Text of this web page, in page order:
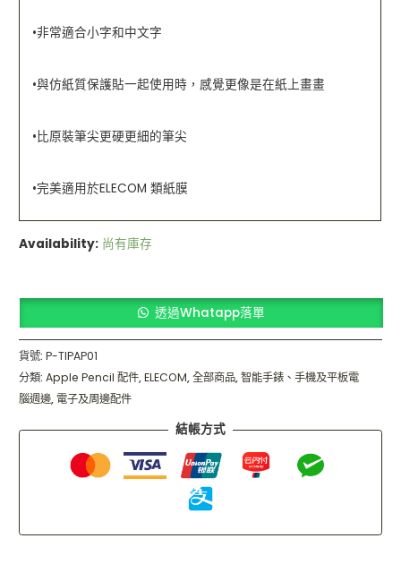
•非常適合小字和中文字
•與仿紙質保護貼一起使用時，感覺更像是在紙上畫畫
•比原裝筆尖更硬更細的筆尖
•完美適用於ELECOM 類紙膜
Availability: 尚有庫存
透過Whatapp落單
貨號:P-TIPAP01
分類:Apple Pencil 配件,ELECOM,全部商品,智能手錶、手機及平板電
腦週邊,電子及周邊配件
結帳方式